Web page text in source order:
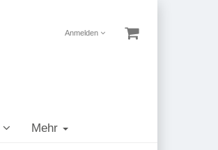
Anmelden
Mehr